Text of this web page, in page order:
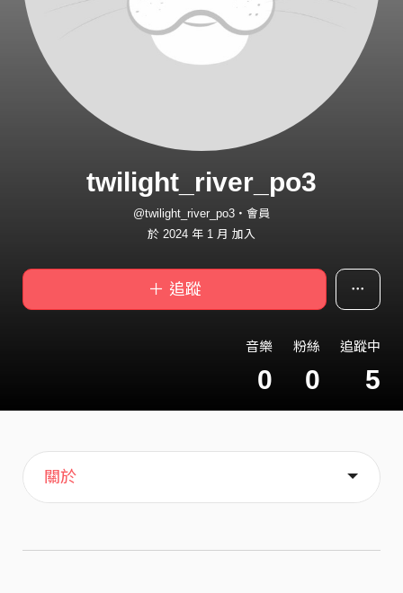
twilight_river_po3
@twilight_river_po3・會員
於 2024 年 1 月 加入
＋ 追蹤
音樂
0
粉絲
0
追蹤中
5
主頁
歌單
喜歡
關於